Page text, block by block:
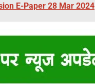
E-Paper 28 Mar 2024